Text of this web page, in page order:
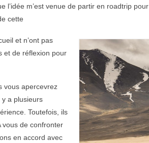
l’idée m’est venue de partir en roadtrip
cette
et n’ont pas
et de réflexion pour
vous apercevrez
y a plusieurs
Toutefois, ils
vous de confronter
en accord avec